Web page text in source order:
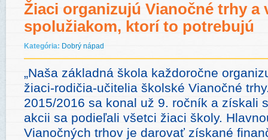
Žiaci organizujú Vianočné trhy a
spolužiakom, ktorí to potrebujú
Kategória: Dobrý nápad
„Naša základná škola každoročne
žiaci-rodičia-učitelia školské Vianočné
2015/2016 sa konal už 9. ročník a získali
akcii sa podieľali všetci žiaci školy.
Vianočných trhov je darovať získané